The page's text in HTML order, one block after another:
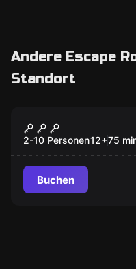
Andere Escape
Standort
Neu
ChainSAW - Das
gefährliche
2-10 Personen12+75
Buchen